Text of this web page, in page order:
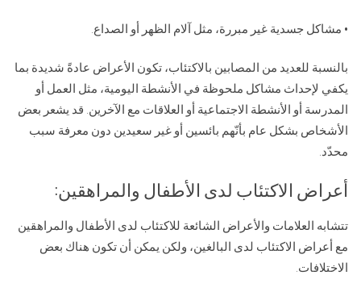
• مشاكل جسدية غير مبررة، مثل آلام الظهر أو الصداع.
بالنسبة للعديد من المصابين بالاكتئاب، تكون الأعراض عادةً شديدة بما
يكفي لإحداث مشاكل ملحوظة في الأنشطة اليومية، مثل العمل أو
المدرسة أو الأنشطة الاجتماعية أو العلاقات مع الآخرين. قد يشعر بعض
الأشخاص بشكل عام بأنّهم بائسين أو غير سعيدين دون معرفة سبب
محدّد.
أعراض الاكتئاب لدى الأطفال والمراهقين:
تتشابه العلامات والأعراض الشائعة للاكتئاب لدى الأطفال والمراهقين
مع أعراض الاكتئاب لدى البالغين، ولكن يمكن أن تكون هناك بعض
الاختلافات.